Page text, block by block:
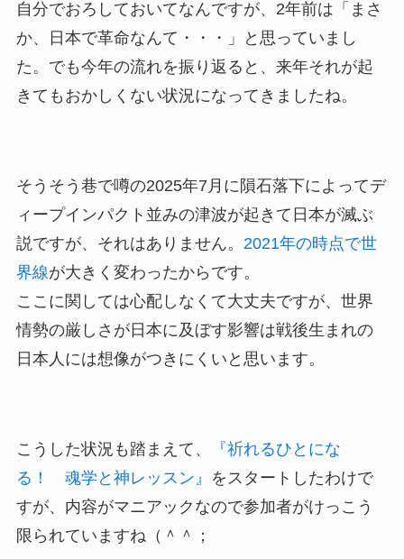
自分でおろしておいてなんですが、2年前は「まさ
か、日本で革命なんて・・・」と思っていまし
た。でも今年の流れを振り返ると、来年それが起
きてもおかしくない状況になってきましたね。
そうそう巷で噂の2025年7月に隕石落下によってデ
ィープインパクト並みの津波が起きて日本が滅ぶ
説ですが、それはありません。 2021年の時点で世
界線が大きく変わったからです。
ここに関しては心配しなくて大丈夫ですが、世界
情勢の厳しさが日本に及ぼす影響は戦後生まれの
日本人には想像がつきにくいと思います。
こうした状況も踏まえて、
『祈れるひとにな
る！ 魂学と神レッスン』
をスタートしたわけで
すが、内容がマニアックなので参加者がけっこう
限られていますね（＾＾；